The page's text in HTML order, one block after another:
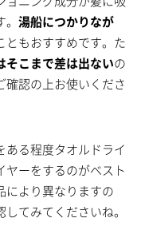
湯船につかりなが
ともおすすめです。た
そこまで差は出ないの
認の上お使いくださ
る程度タオルドライ
ヤーをするのがベスト
により異なりますの
てみてくださいね。